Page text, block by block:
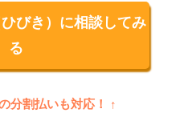
びき）に相談してみ
る
分割払いも対応！ ↑